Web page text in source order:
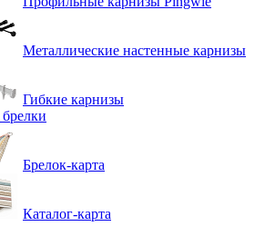
Металлические настенные карнизы
Гибкие карнизы
Брелок-карта
Каталог-карта